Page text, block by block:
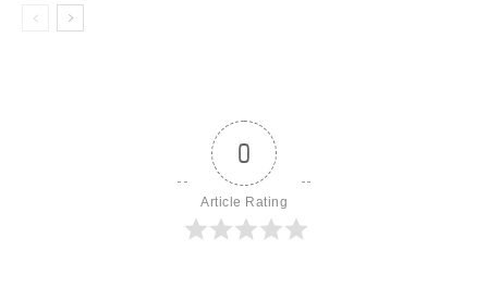
0
Article Rating